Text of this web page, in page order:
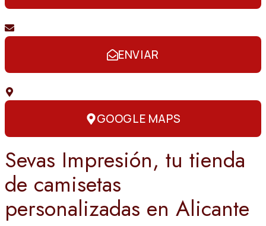
ENVIAR
GOOGLE MAPS
Sevas Impresión, tu tienda
de camisetas
personalizadas en Alicante